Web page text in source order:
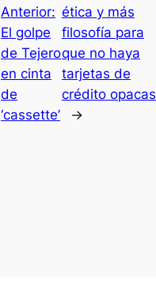
Anterior:
El golpe
de Tejero
en cinta
de
‘cassette’
ética y más
filosofía para
que no haya
tarjetas de
crédito opacas
→